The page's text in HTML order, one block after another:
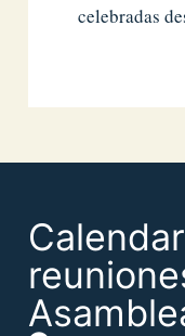
celebradas